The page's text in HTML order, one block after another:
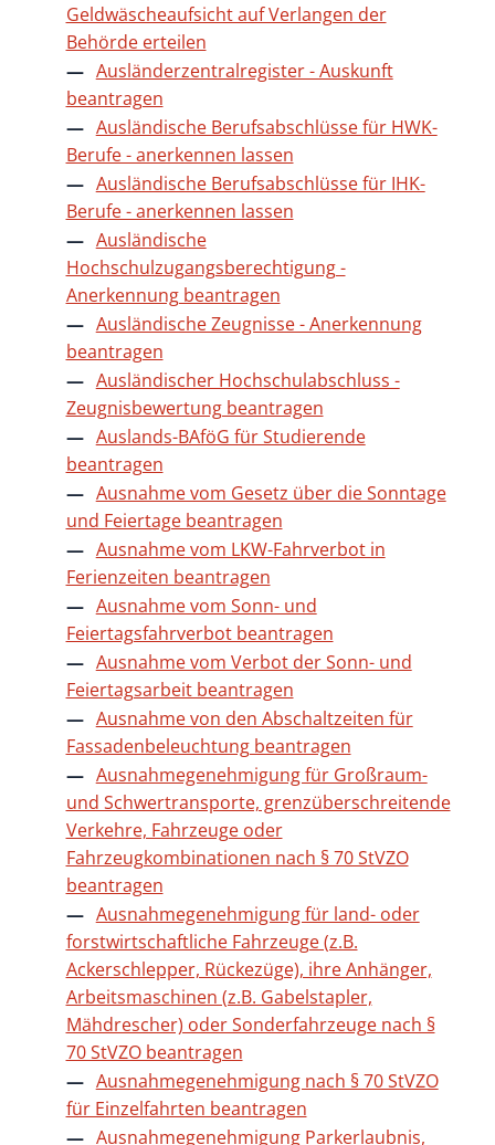
Geldwäscheaufsicht auf Verlangen der
Behörde erteilen
Ausländerzentralregister - Auskunft
beantragen
Ausländische Berufsabschlüsse für HWK-
Berufe - anerkennen lassen
Ausländische Berufsabschlüsse für IHK-
Berufe - anerkennen lassen
Ausländische
Hochschulzugangsberechtigung -
Anerkennung beantragen
Ausländische Zeugnisse - Anerkennung
beantragen
Ausländischer Hochschulabschluss -
Zeugnisbewertung beantragen
Auslands-BAföG für Studierende
beantragen
Ausnahme vom Gesetz über die Sonntage
und Feiertage beantragen
Ausnahme vom LKW-Fahrverbot in
Ferienzeiten beantragen
Ausnahme vom Sonn- und
Feiertagsfahrverbot beantragen
Ausnahme vom Verbot der Sonn- und
Feiertagsarbeit beantragen
Ausnahme von den Abschaltzeiten für
Fassadenbeleuchtung beantragen
Ausnahmegenehmigung für Großraum-
und Schwertransporte, grenzüberschreitende
Verkehre, Fahrzeuge oder
Fahrzeugkombinationen nach § 70 StVZO
beantragen
Ausnahmegenehmigung für land- oder
forstwirtschaftliche Fahrzeuge (z.B.
Ackerschlepper, Rückezüge), ihre Anhänger,
Arbeitsmaschinen (z.B. Gabelstapler,
Mähdrescher) oder Sonderfahrzeuge nach §
70 StVZO beantragen
Ausnahmegenehmigung nach § 70 StVZO
für Einzelfahrten beantragen
Ausnahmegenehmigung Parkerlaubnis,